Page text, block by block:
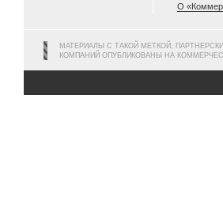
О
МАТЕРИАЛЫ С ТАКОЙ МЕТКОЙ,
КОМПАНИЙ ОПУБЛИКОВАНЫ НА